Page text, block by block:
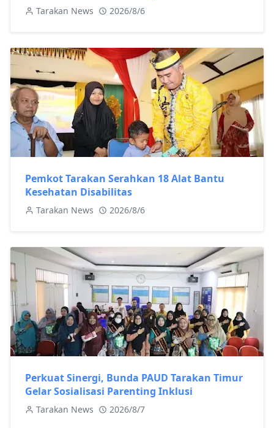
Tarakan News 2026/8/6
Pemkot Tarakan Serahkan 18 Alat Bantu
Kesehatan Disabilitas
Tarakan News 2026/8/6
Perkuat Sinergi, Bunda PAUD Tarakan Timur
Gelar Sosialisasi Parenting Inklusi
Tarakan News 2026/8/7